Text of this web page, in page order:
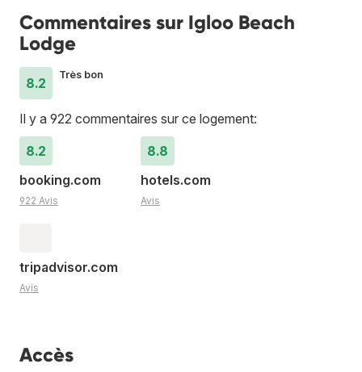
Commentaires sur Igloo Beach
Lodge
8.2
Très bon
Il y a 922 commentaires sur ce logement:
8.2
booking.com
922 Avis
8.8
hotels.com
Avis
tripadvisor.com
Avis
Accès